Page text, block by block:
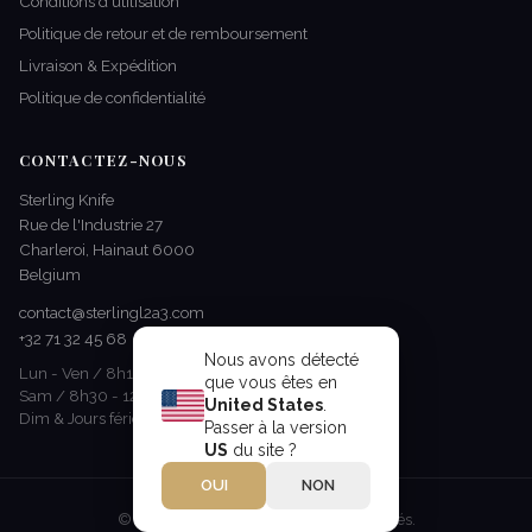
Nous avons détecté
que vous êtes en
United States.
Passer à la version
US du site ?
OUI NON
Politique de retour et de remboursement
Livraison & Expédition
Politique de confidentialité
CONTACTEZ-NOUS
Sterling Knife
Rue de l'Industrie 27
Charleroi, Hainaut 6000
Belgium
contact@sterlingl2a3.com
+32 71 32 45 68
Lun - Ven / 8h15 - 17h00
Sam / 8h30 - 12h30
Dim & Jours fériés / Fermé
© 2026 Sterling Knife. Tous droits réservés.